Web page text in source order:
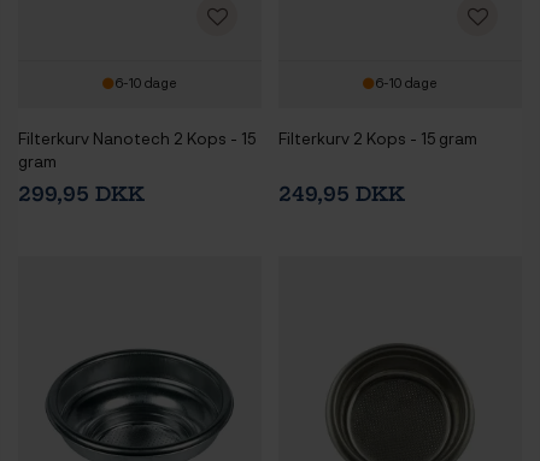
6-10 dage
Filterkurv Nanotech 2 Kops - 15
gram
299,95 DKK
6-10 dage
Filterkurv 2 Kops - 15 gram
249,95 DKK